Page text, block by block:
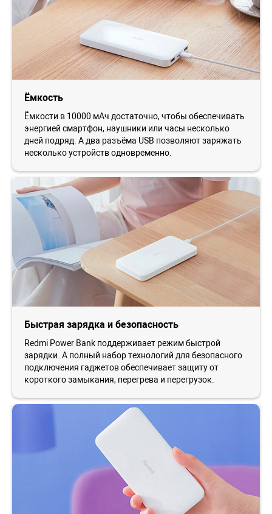
Ёмкость
Ёмкости в 10000 мАч достаточно, чтобы обеспечивать
энергией смартфон, наушники или часы несколько
дней подряд. А два разъёма USB позволяют заряжать
несколько устройств одновременно.
Быстрая зарядка и безопасность
Redmi Power Bank поддерживает режим быстрой
зарядки. А полный набор технологий для безопасного
подключения гаджетов обеспечивает защиту от
короткого замыкания, перегрева и перегрузок.